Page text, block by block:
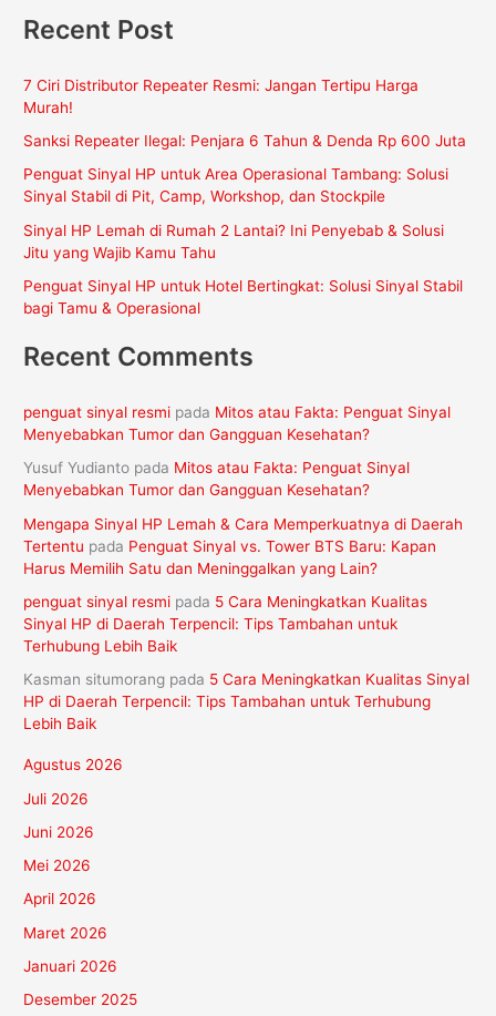
r
u
n
t
u
k
:
Recent Post
7 Ciri Distributor Repeater Resmi: Jangan Tertipu Harga
Murah!
Sanksi Repeater Ilegal: Penjara 6 Tahun & Denda Rp 600 Juta
Penguat Sinyal HP untuk Area Operasional Tambang: Solusi
Sinyal Stabil di Pit, Camp, Workshop, dan Stockpile
Sinyal HP Lemah di Rumah 2 Lantai? Ini Penyebab & Solusi
Jitu yang Wajib Kamu Tahu
Penguat Sinyal HP untuk Hotel Bertingkat: Solusi Sinyal Stabil
bagi Tamu & Operasional
Recent Comments
penguat sinyal resmi pada Mitos atau Fakta: Penguat Sinyal
Menyebabkan Tumor dan Gangguan Kesehatan?
Yusuf Yudianto pada Mitos atau Fakta: Penguat Sinyal
Menyebabkan Tumor dan Gangguan Kesehatan?
Mengapa Sinyal HP Lemah & Cara Memperkuatnya di Daerah
Tertentu pada Penguat Sinyal vs. Tower BTS Baru: Kapan
Harus Memilih Satu dan Meninggalkan yang Lain?
penguat sinyal resmi pada 5 Cara Meningkatkan Kualitas
Sinyal HP di Daerah Terpencil: Tips Tambahan untuk
Terhubung Lebih Baik
Kasman situmorang pada 5 Cara Meningkatkan Kualitas Sinyal
HP di Daerah Terpencil: Tips Tambahan untuk Terhubung
Lebih Baik
Agustus 2026
Juli 2026
Juni 2026
Mei 2026
April 2026
Maret 2026
Januari 2026
Desember 2025